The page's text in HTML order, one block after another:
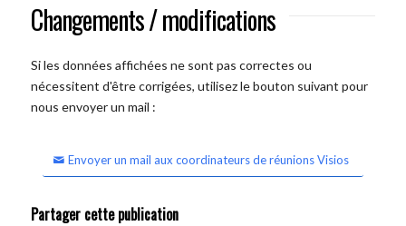
Changements / modifications
Si les données affichées ne sont pas correctes ou
nécessitent d'être corrigées, utilisez le bouton suivant pour
nous envoyer un mail :
Envoyer un mail aux coordinateurs de réunions Visios
Partager cette publication